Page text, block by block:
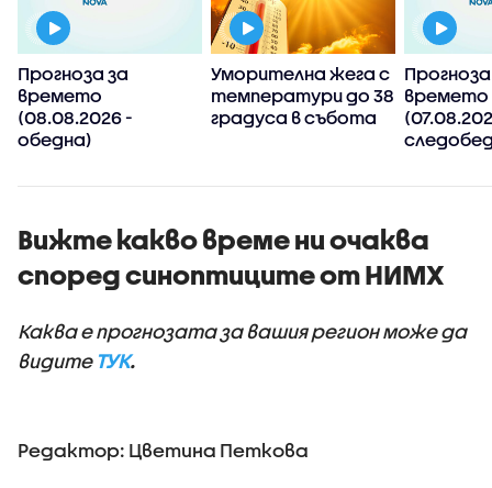
Прогноза за
времето
(08.08.2026 -
обедна)
Уморителна жега с
температури до 38
градуса в събота
времето
Вижте какво време ни очаква
според синоптиците от НИМХ
Каква е прогнозата за вашия регион може да
видите ТУК.
Редактор: Цветина Петкова